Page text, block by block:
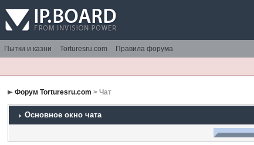
Пытки и казни Torturesru.com Правила форума
Форум Torturesru.com > Чат
Основное окно чата